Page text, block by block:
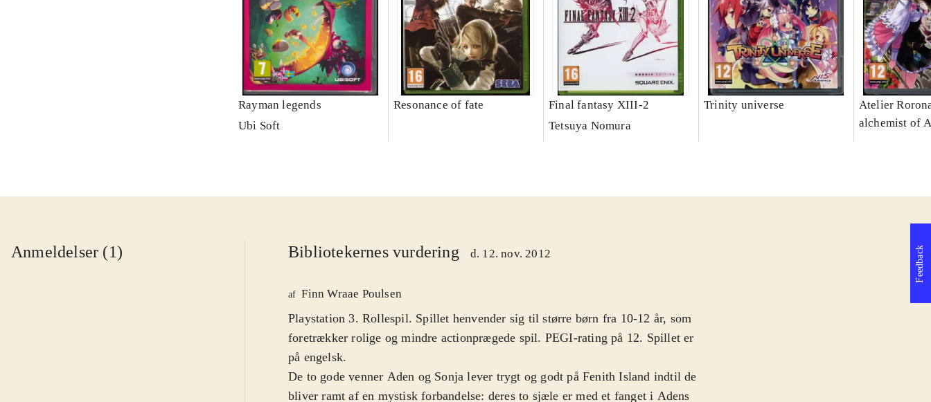
Rayman legends
Ubi Soft
Resonance of fate
Final fantasy XIII-2
Tetsuya Nomura
Trinity universe
Atelier
alchemist of
Anmeldelser (1) Bibliotekernes vurdering d. 12. nov. 2012
af Finn Wraae Poulsen
Playstation 3. Rollespil. Spillet henvender sig til større børn fra 10-12 år, som
foretrækker rolige og mindre actionprægede spil. PEGI-rating på 12. Spillet er
på engelsk.
De to gode venner Aden og Sonja lever trygt og godt på Fenith Island indtil de
bliver ramt af en mystisk forbandelse: deres to sjæle er med et fanget i Adens
Feedback